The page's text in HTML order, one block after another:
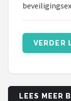
VERDER
LEES MEER